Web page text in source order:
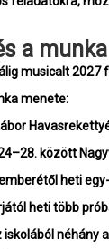
a
musicalt 2027
menete:
között
heti
heti több
néhány